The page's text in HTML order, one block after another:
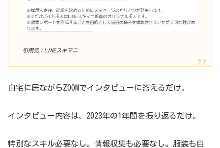
引用元：LINEスキマニ
自宅に居ながらZOOMでインタビューに答えるだけ。
インタビュー内容は、2023年の1年間を振り返るだけ。
特別なスキル必要なし。情報収集も必要なし。服装も自